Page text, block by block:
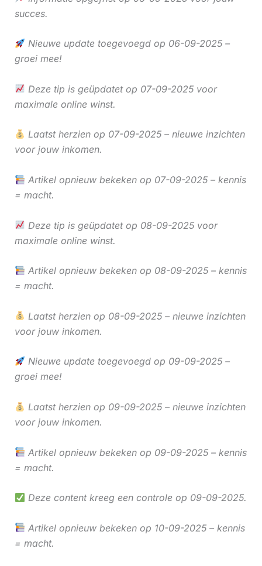
succes.
Nieuwe update toegevoegd op 06-09-2025 –
groei mee!
Deze tip is geüpdatet op 07-09-2025 voor
maximale online winst.
Laatst herzien op 07-09-2025 – nieuwe inzichten
voor jouw inkomen.
Artikel opnieuw bekeken op 07-09-2025 – kennis
= macht.
Deze tip is geüpdatet op 08-09-2025 voor
maximale online winst.
Artikel opnieuw bekeken op 08-09-2025 – kennis
= macht.
Laatst herzien op 08-09-2025 – nieuwe inzichten
voor jouw inkomen.
Nieuwe update toegevoegd op 09-09-2025 –
groei mee!
Laatst herzien op 09-09-2025 – nieuwe inzichten
voor jouw inkomen.
Artikel opnieuw bekeken op 09-09-2025 – kennis
= macht.
Deze content kreeg een controle op 09-09-2025.
Artikel opnieuw bekeken op 10-09-2025 – kennis
= macht.